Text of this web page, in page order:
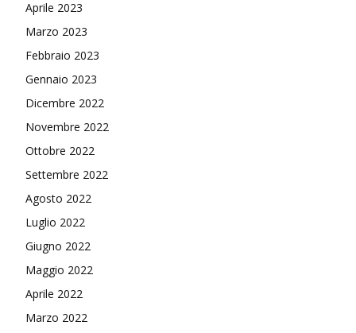
Aprile 2023
Marzo 2023
Febbraio 2023
Gennaio 2023
Dicembre 2022
Novembre 2022
Ottobre 2022
Settembre 2022
Agosto 2022
Luglio 2022
Giugno 2022
Maggio 2022
Aprile 2022
Marzo 2022